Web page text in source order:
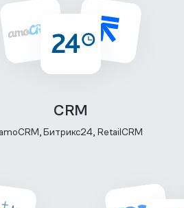
CRM
amoCRM, Битрикс24, RetailCRM